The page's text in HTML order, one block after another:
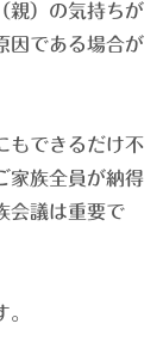
親）の気持ちが
因である場合が
もできるだけ不
家族全員が納得
会議は重要で